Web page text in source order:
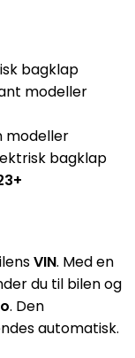
bagklap
modeller
modeller
bagklap
VIN. Med en
du til bilen og
. Den
automatisk.